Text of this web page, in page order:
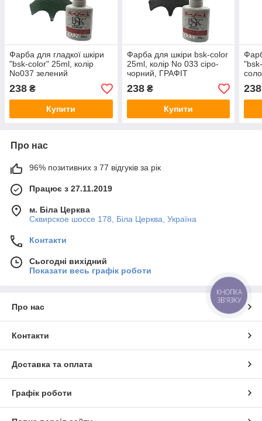
Фарба для гладкої шкіри
"bsk-color" 25ml, колір
No037 зелений
238 ₴
Купити
Фарба для шкіри bsk-color
25ml, колір No 033 сіро-
чорний, ГРАФІТ
238₴
Купити
238
Про нас
96% позитивних з 77 відгуків за рік
Працює з 27.11.2019
м. Біла Церква
Сквирское шоссе 178, Біла Церква, Україна
Контакти
Сьогодні вихідний
Показати весь графік роботи
Про нас
Контакти
Доставка та оплата
Графік роботи
КНОПКА
ЗВ'ЯЗКУ